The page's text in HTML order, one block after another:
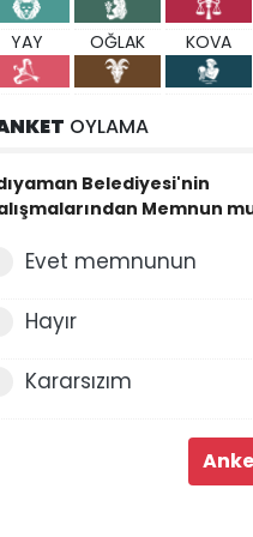
YAY OĞLAK KOVA
OYLAMA
Belediyesi'nin
Memnun
Evet memnunun
Hayır
Kararsızım